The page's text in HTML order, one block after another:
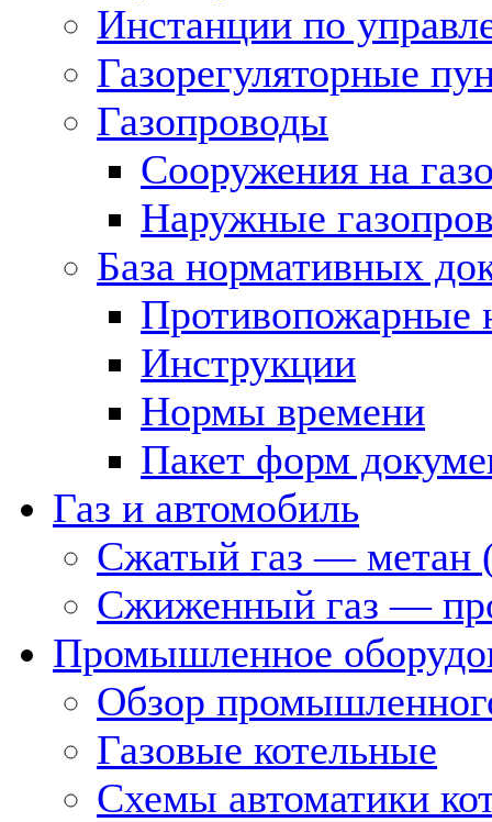
Инстанции по
Газорегуляторные
Газопроводы
Сооружения на
Наружные
База нормативных
Противопожарные
Инструкции
Нормы времени
Пакет форм
Газ и автомобиль
Сжатый газ — метан
Сжиженный газ —
Промышленное
Обзор
Газовые котельные
Схемы автоматики